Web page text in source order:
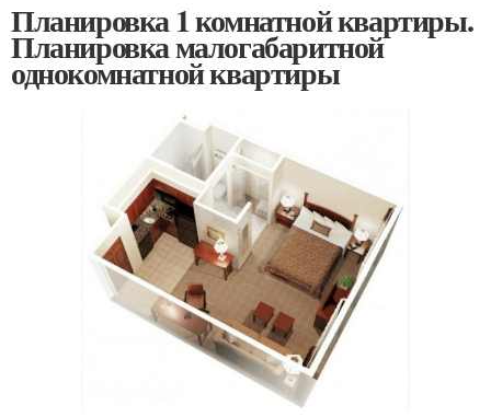
Планировка 1 комнатной квартиры.
Планировка малогабаритной
однокомнатной квартиры